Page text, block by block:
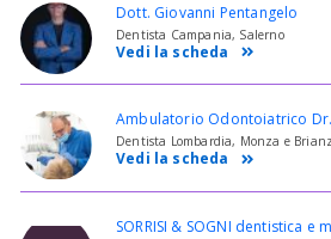
Dott. Giovanni Pentangelo
Dentista Campania, Salerno
Vedi la scheda
Ambulatorio Odontoiatrico
Dentista Lombardia, Monza e
Vedi la scheda
SORRISI & SOGNI dentistica e